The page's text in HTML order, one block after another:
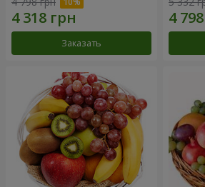
Заказать